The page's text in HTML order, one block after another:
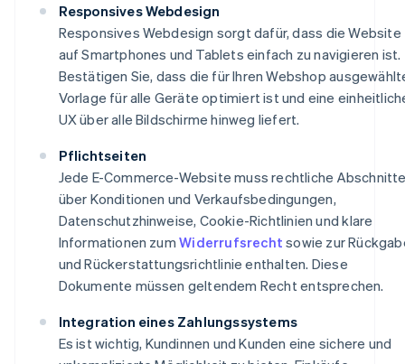
Responsives Webdesign
Responsives Webdesign sorgt dafür, dass die Website
auf Smartphones und Tablets einfach zu navigieren ist.
Bestätigen Sie, dass die für Ihren Webshop
Vorlage für alle Geräte optimiert ist und eine
UX über alle Bildschirme hinweg liefert.
Pflichtseiten
Jede E-Commerce-Website muss rechtliche
über Konditionen und Verkaufsbedingungen,
Datenschutzhinweise, Cookie-Richtlinien und klare
Informationen zumWiderrufsrecht sowie zur
und Rückerstattungsrichtlinie enthalten. Diese
Dokumente müssen geltendem Recht entsprechen.
Integration eines Zahlungssystems
Es ist wichtig, Kundinnen und Kunden eine sichere und